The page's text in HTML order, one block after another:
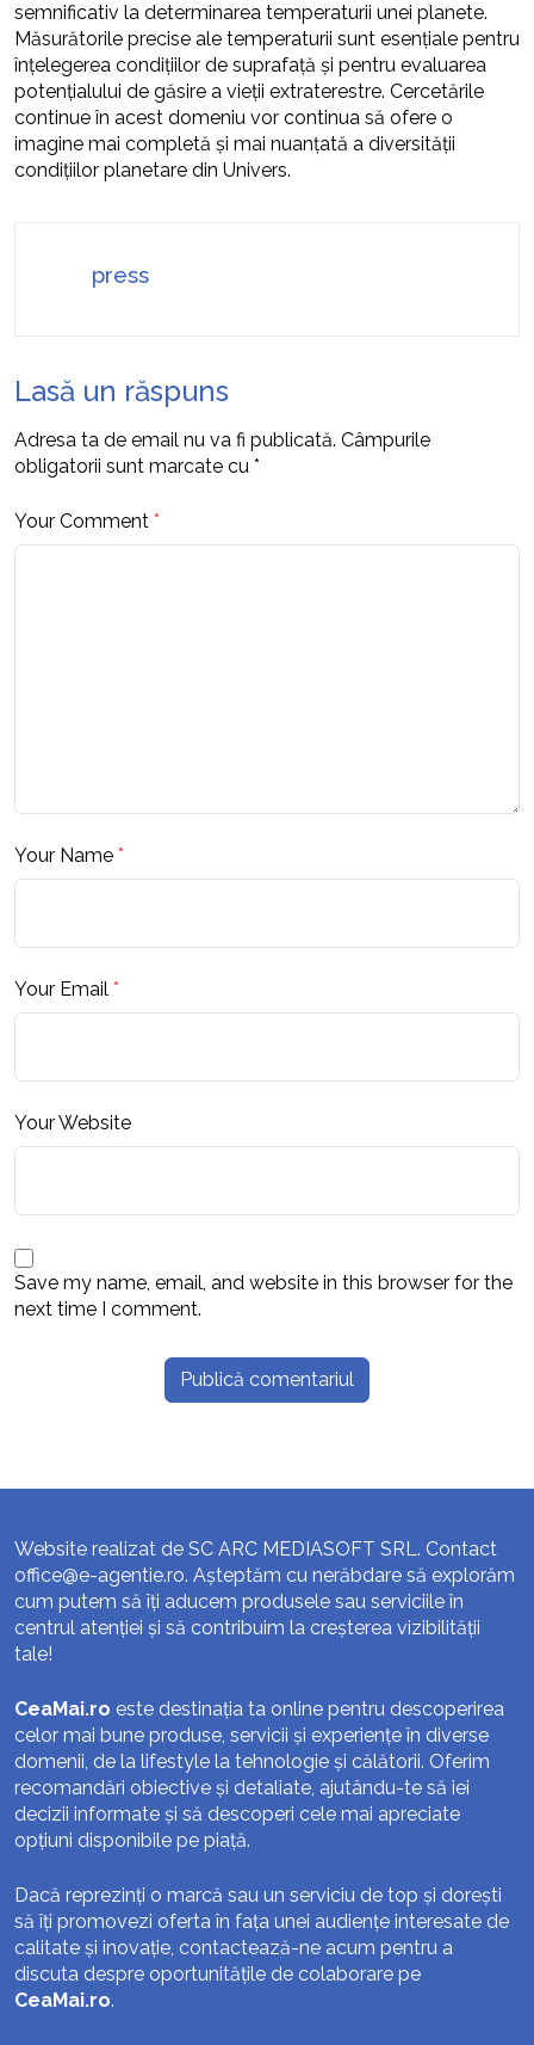
semnificativ la determinarea temperaturii unei planete.
Măsurătorile precise ale temperaturii sunt esențiale pentru
înțelegerea condițiilor de suprafață și pentru evaluarea
potențialului de găsire a vieții extraterestre. Cercetările
continue în acest domeniu vor continua să ofere o
imagine mai completă și mai nuanțată a diversității
condițiilor planetare din Univers.
press
Lasă un răspuns
Adresa ta de email nu va fi publicată. Câmpurile
obligatorii sunt marcate cu *
Your Comment *
Your Name *
Your Email *
Your Website
Save my name, email, and website in this browser for the
next time I comment.
Website realizat de SC ARC MEDIASOFT SRL. Contact
office@e-agentie.ro. Așteptăm cu nerăbdare să explorăm
cum putem să îți aducem produsele sau serviciile în
centrul atenției și să contribuim la creșterea vizibilității
tale!
CeaMai.ro este destinația ta online pentru descoperirea
celor mai bune produse, servicii și experiențe în diverse
domenii, de la lifestyle la tehnologie și călătorii. Oferim
recomandări obiective și detaliate, ajutându-te să iei
decizii informate și să descoperi cele mai apreciate
opțiuni disponibile pe piață.
Dacă reprezinți o marcă sau un serviciu de top și dorești
să îți promovezi oferta în fața unei audiențe interesate de
calitate și inovație, contactează-ne acum pentru a
discuta despre oportunitățile de colaborare pe
CeaMai.ro.